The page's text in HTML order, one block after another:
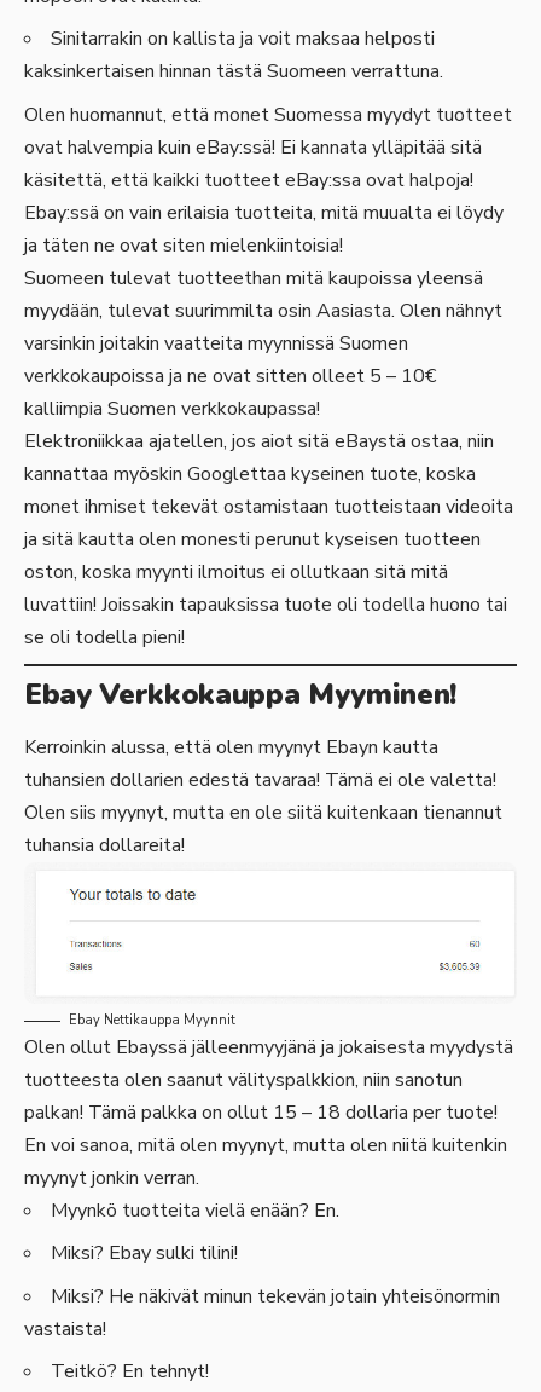
Sinitarrakin on kallista ja voit maksaa helposti
kaksinkertaisen hinnan tästä Suomeen verrattuna.
Olen huomannut, että monet Suomessa myydyt tuotteet
ovat halvempia kuin eBay:ssä! Ei kannata ylläpitää sitä
käsitettä, että kaikki tuotteet eBay:ssa ovat halpoja!
Ebay:ssä on vain erilaisia tuotteita, mitä muualta ei löydy
ja täten ne ovat siten mielenkiintoisia!
Suomeen tulevat tuotteethan mitä kaupoissa yleensä
myydään, tulevat suurimmilta osin Aasiasta. Olen nähnyt
varsinkin joitakin vaatteita myynnissä Suomen
verkkokaupoissa ja ne ovat sitten olleet 5 – 10€
kalliimpia Suomen verkkokaupassa!
Elektroniikkaa ajatellen, jos aiot sitä eBaystä ostaa, niin
kannattaa myöskin Googlettaa kyseinen tuote, koska
monet ihmiset tekevät ostamistaan tuotteistaan videoita
ja sitä kautta olen monesti perunut kyseisen tuotteen
oston, koska myynti ilmoitus ei ollutkaan sitä mitä
luvattiin! Joissakin tapauksissa tuote oli todella huono tai
se oli todella pieni!
Ebay Verkkokauppa Myyminen!
Kerroinkin alussa, että olen myynyt Ebayn kautta
tuhansien dollarien edestä tavaraa! Tämä ei ole valetta!
Olen siis myynyt, mutta en ole siitä kuitenkaan tienannut
tuhansia dollareita!
Ebay Nettikauppa Myynnit
Olen ollut Ebayssä jälleenmyyjänä ja jokaisesta myydystä
tuotteesta olen saanut välityspalkkion, niin sanotun
palkan! Tämä palkka on ollut 15 – 18 dollaria per tuote!
En voi sanoa, mitä olen myynyt, mutta olen niitä kuitenkin
myynyt jonkin verran.
Myynkö tuotteita vielä enään? En.
Miksi? Ebay sulki tilini!
Miksi? He näkivät minun tekevän jotain yhteisönormin
vastaista!
Teitkö? En tehnyt!